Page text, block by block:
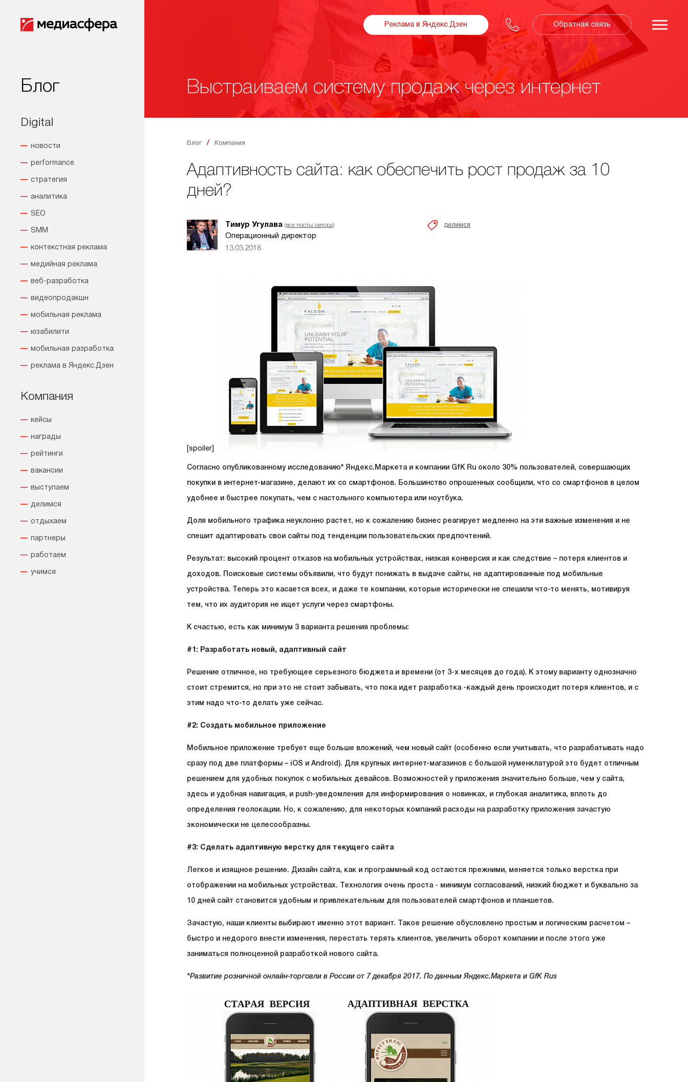
Реклама в Яндекс.Дзен Обратная связь
Блог
Digital
новости
performance
стратегия
аналитика
SEO
SMM
контекстная реклама
медийная реклама
веб-разработка
видеопродакшн
мобильная реклама
юзабилити
мобильная разработка
реклама в Яндекс.Дзен
Компания
кейсы
награды
рейтинги
вакансии
выступаем
делимся
отдыхаем
партнеры
работаем
учимся
Выстраиваем систему продаж через интернет
Блог Компания
Адаптивность сайта: как обеспечить рост продаж за 10
дней?
Тимур Угулава (все посты автора)
Операционный директор
13.03.2018
делимся
[spoiler]
Согласно опубликованному исследованию*Яндекс.Маркета и компании GfK Ru около 30% пользователей, совершающих
покупки в интернет-магазине, делают их со смартфонов. Большинство опрошенных сообщили, что со смартфонов в целом
удобнее и быстрее покупать, чем с настольного компьютера или ноутбука.
Доля мобильного трафика неуклонно растет, но к сожалению бизнес реагирует медленно на эти важные изменения и не
спешит адаптировать свои сайты под тенденции пользовательских предпочтений.
Результат: высокий процент отказов на мобильных устройствах, низкая конверсия и как следствие – потеря клиентов и
доходов. Поисковые системы объявили, что будут понижать в выдаче сайты, не адаптированные под мобильные
устройства. Теперь это касается всех, и даже те компании, которые исторически не спешили что-то менять, мотивируя
тем, что их аудитория не ищет услуги через смартфоны.
К счастью, есть как минимум 3 варианта решения проблемы:
#1: Разработать новый, адаптивный сайт
Решение отличное, но требующее серьезного бюджета и времени (от 3-х месяцев до года). К этому варианту однозначно
стоит стремится, но при это не стоит забывать, что пока идет разработка -каждый день происходит потеря клиентов, и с
этим надо что-то делать уже сейчас.
#2: Создать мобильное приложение
Мобильное приложение требует еще больше вложений, чем новый сайт (особенно если учитывать, что разрабатывать надо
сразу под две платформы – iOS и Android). Для крупных интернет-магазинов с большой нуменклатурой это будет отличным
решением для удобных покупок с мобильных девайсов. Возможностей у приложения значительно больше, чем у сайта,
здесь и удобная навигация, и push-уведомления для информирования о новинках, и глубокая аналитика, вплоть до
определения геолокации. Но, к сожалению, для некоторых компаний расходы на разработку приложения зачастую
экономически не целесообразны.
#3: Сделать адаптивную верстку для текущего сайта
Легкое и изящное решение. Дизайн сайта, как и программный код остаются прежними, меняется только верстка при
отображении на мобильных устройствах. Технология очень проста - минимум согласований, низкий бюджет и буквально за
10 дней сайт становится удобным и привлекательным для пользователей смартфонов и планшетов.
Зачастую, наши клиенты выбирают именно этот вариант. Такое решение обусловлено простым и логическим расчетом –
быстро и недорого внести изменения, перестать терять клиентов, увеличить оборот компании и после этого уже
заниматься полноценной разработкой нового сайта.
*Развитие розничной онлайн-торговли в России от 7 декабря 2017. По данным Яндекс.Маркета и GfK Rus